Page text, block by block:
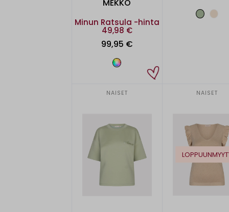
MEKKO
Minun Ratsula -hinta
49,98 €
99,95 €
NAISET NAISET